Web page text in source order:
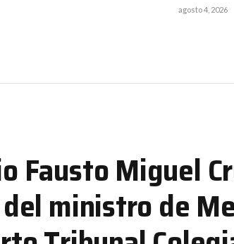
agosto 4, 2026
Fausto Miguel
ministro de